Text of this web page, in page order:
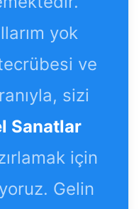
yok
ve
sizi
Sanatlar
için
Gelin